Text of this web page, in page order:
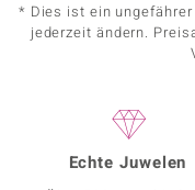
* Dies ist ein
jederzeit ändern.
Echte Juwelen